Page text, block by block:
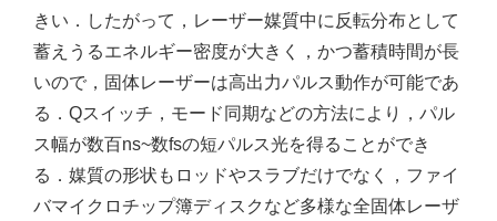
きい．したがって，レーザー媒質中に反転分布として
蓄えうるエネルギー密度が大きく，かつ蓄積時間が長
いので，固体レーザーは高出力パルス動作が可能であ
る．Qスイッチ，モード同期などの方法により，パル
ス幅が数百ns~数fsの短パルス光を得ることができ
る．媒質の形状もロッドやスラブだけでなく，ファイ
バマイクロチップ簿ディスクなど多様な全固体レーザ